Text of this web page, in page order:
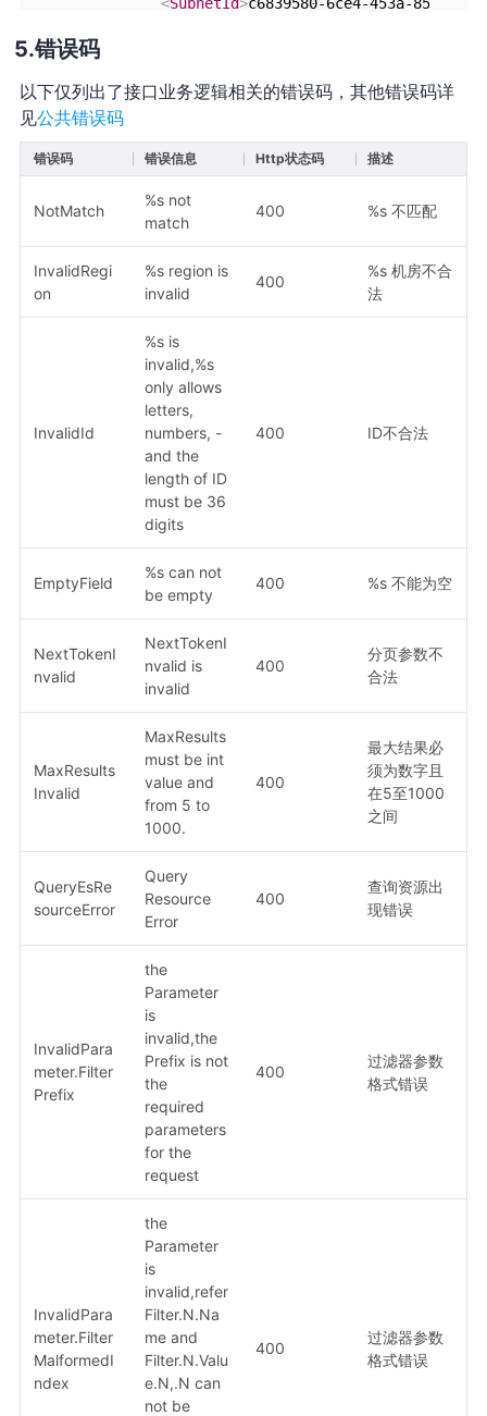
<SecurityGroupId>9fa539c7-
</item>
<
>
SecurityGroupName >test_name
</NetworkInterfaceSet>
DescribeNetworkInterfacesResponse >
错误码
以下仅列出了接口业务逻辑相关的错误码，其他错误码详
见公共错误码
错误码 错误信息 Http状态码 描述
NotMatch
%s not
match
400 %s 不匹配
InvalidRegi
on
%s region is
invalid
400
%s 机房不合
法
InvalidId
%s is
invalid,%s
only allows
letters,
numbers, -
and the
length of ID
must be 36
digits
400 ID不合法
EmptyField
%s can not
be empty
400 %s 不能为空
NextTokenI
nvalid
NextTokenI
nvalid is
invalid
400
分页参数不
合法
MaxResults
Invalid
MaxResults
must be int
value and
from 5 to
1000.
400
最大结果必
须为数字且
在5至1000
之间
QueryEsRe
sourceError
Query
Resource
Error
400
查询资源出
现错误
InvalidPara
meter.Filter
Prefix
the
Parameter
is
invalid,the
Prefix is not
the
required
parameters
for the
request
400
过滤器参数
格式错误
InvalidPara
meter.Filter
MalformedI
ndex
the
Parameter
is
invalid,refer
Filter.N.Na
me and
Filter.N.Valu
e.N,.N can
not be
400
过滤器参数
格式错误